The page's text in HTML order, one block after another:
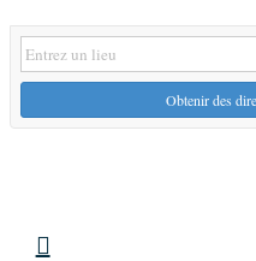
Obtenir des
